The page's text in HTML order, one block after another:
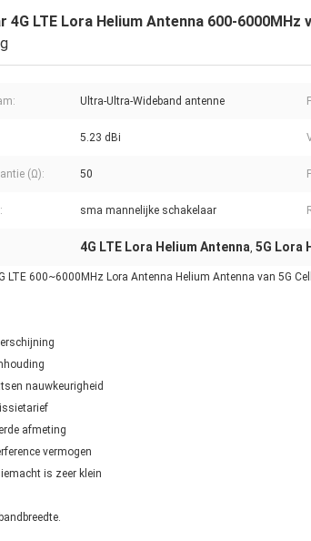
4G LTE Lora Helium Antenna 600-6000MHz
Ultra-Ultra-Wideband antenne
5.23 dBi
(Ω): 50
sma mannelijke schakelaar
4G LTE Lora Helium Antenna, 5G Lora
LTE 600~6000MHz Lora Antenna Helium Antenna van 5G
nauwkeurigheid
afmeting
vermogen
is zeer klein